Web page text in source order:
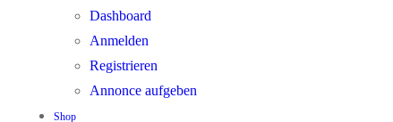
Dashboard
Anmelden
Registrieren
Annonce aufgeben
Shop